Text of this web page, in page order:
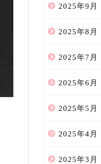
2025年9月
2025年8月
2025年7月
2025年6月
2025年5月
2025年4月
2025年3月